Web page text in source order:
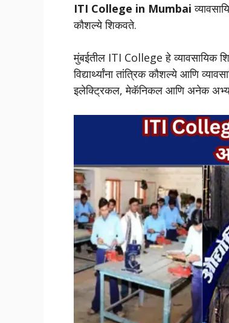
ITI College in Mumbai
कौशल्ये शिकवते.
मुंबईतील ITI College हे व्यावसायिक
विद्यार्थ्यांना तांत्रिक कौशल्ये आणि
इलेक्ट्रिकल, मेकॅनिकल आणि अनेक